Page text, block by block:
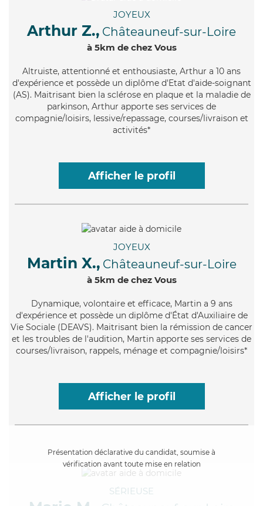
JOYEUX
Arthur Z., Châteauneuf-sur-Loire
à 5km de chez Vous
Altruiste, attentionné et enthousiaste, Arthur a 10 ans
d'expérience et possède un diplôme d'Etat d'aide-soignant
(AS). Maitrisant bien la sclérose en plaque et la maladie de
parkinson, Arthur apporte ses services de
compagnie/loisirs, lessive/repassage, courses/livraison et
activités*
Afficher le profil
JOYEUX
Martin X., Châteauneuf-sur-Loire
à 5km de chez Vous
Dynamique, volontaire et efficace, Martin a 9 ans
d'expérience et possède un diplôme d'État d'Auxiliaire de
Vie Sociale (DEAVS). Maitrisant bien la rémission de cancer
et les troubles de l'audition, Martin apporte ses services de
courses/livraison, rappels, ménage et compagnie/loisirs*
Afficher le profil
Présentation déclarative du candidat, soumise à
vérification avant toute mise en relation
SÉRIEUSE